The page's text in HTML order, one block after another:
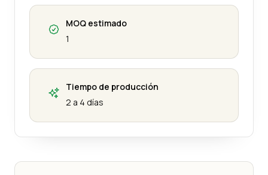
MOQ estimado
1
Tiempo de producción
2 a 4 días